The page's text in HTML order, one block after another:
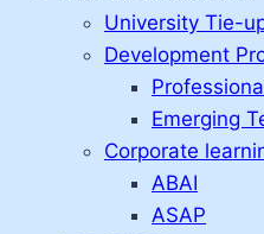
University Tie-
Development
Emerging
Corporate
ABAI
ASAP